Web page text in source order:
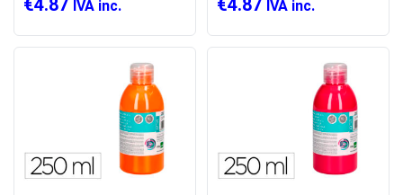
€4.87 IVA inc. €4.87 IVA inc.